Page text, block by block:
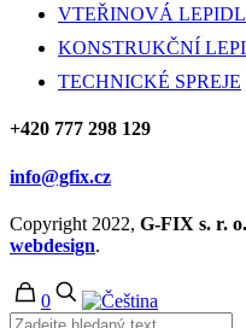
VTEŘINOVÁ
KONSTRUKČNÍ
TECHNICKÉ SPREJE
+420 777 298 129
info@gfix.cz
Copyright 2022, G-FIX s. r. o.
webdesign.
0